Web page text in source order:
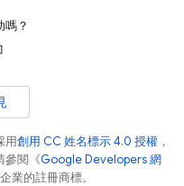
嗎？
用創用 CC 姓名標示 4.0 授權 ，
參閱《Google Developers 網
業的註冊商標。